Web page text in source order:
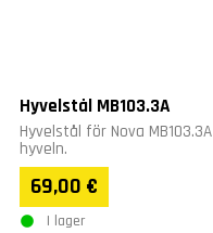
Hyvelstål MB103.3A
Hyvelstål för Nova MB103.3A
hyveln.
69,00 €
I lager